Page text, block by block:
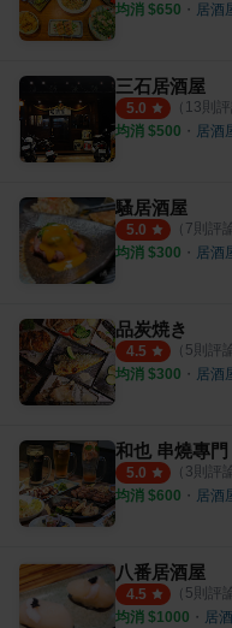
均消 $650 ・ 居酒
三石居酒屋
5.0 （ 13則評
均消 $500 ・ 居酒
騷居酒屋
5.0 （ 7則評
均消 $300 ・ 居酒
品炭焼き
4.5 （ 5則評
均消 $300 ・ 居酒
5.0 （ 3則評
均消 $600 ・ 居酒
八番居酒屋
4.5 （ 5則評
均消 $1000 ・ 居